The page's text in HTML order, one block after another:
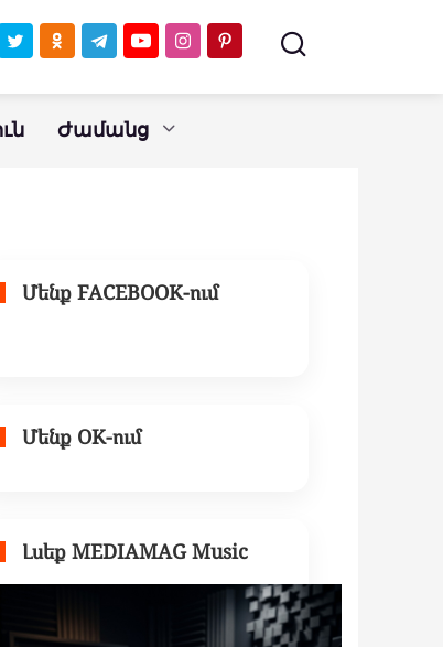
Ժամանց
Մենք FACEBOOK-ում
Մենք OK-ում
Լսեք MEDIAMAG Music